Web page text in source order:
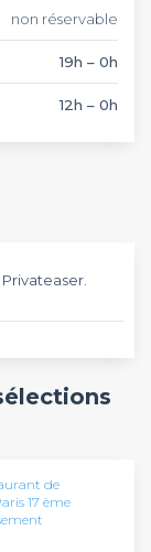
non réservable
19h – 0h
12h – 0h
de
17 ème